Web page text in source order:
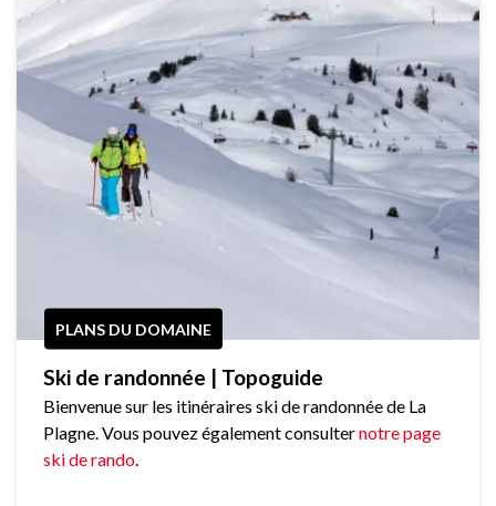
PLANS DU DOMAINE
Ski de randonnée | Topoguide
Bienvenue sur les itinéraires ski de randonnée de La
Plagne. Vous pouvez également consulternotre page
ski de rando.